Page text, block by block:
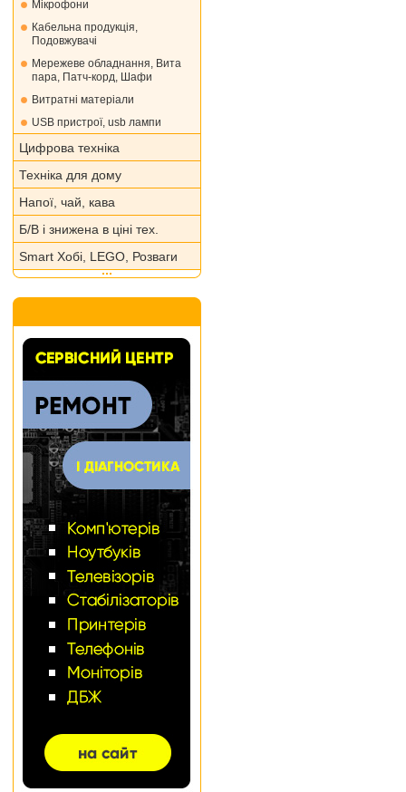
Мікрофони
Кабельна продукція,
Подовжувачі
Мережеве обладнання, Вита
пара, Патч-корд, Шафи
Витратні матеріали
USB пристрої, usb лампи
Цифрова техніка
Техніка для дому
Напої, чай, кава
Б/В і знижена в ціні тех.
Smart Хобі, LEGO, Розваги